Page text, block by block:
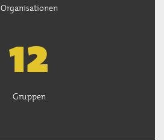
Organisationen
13
Gruppen